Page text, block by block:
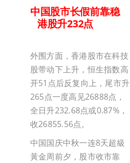
中国股市长假前靠稳
港股升232点
外围方面，香港股市在科技
股带动下上升，恒生指数高
开51点后反复向上，尾市升
265点一度高见26888点，
全日升232.68点或0.87%，
收26855.56点。
中国国庆中秋一连8天超級
黃金周前夕，股市收市靠